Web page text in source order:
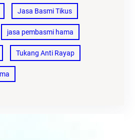
Jasa Basmi Tikus
jasa pembasmi hama
Tukang Anti Rayap